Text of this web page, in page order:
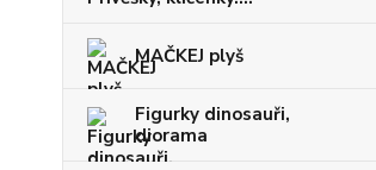
MAČKEJ plyš
Figurky dinosauři,
diorama